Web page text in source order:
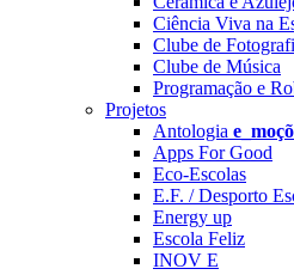
Ciência Viva na
Clube de
Clube de Música
Programação e
Projetos
Antologia
Apps For Good
Eco-Escolas
E.F. / Desporto
Energy up
Escola Feliz
INOV E